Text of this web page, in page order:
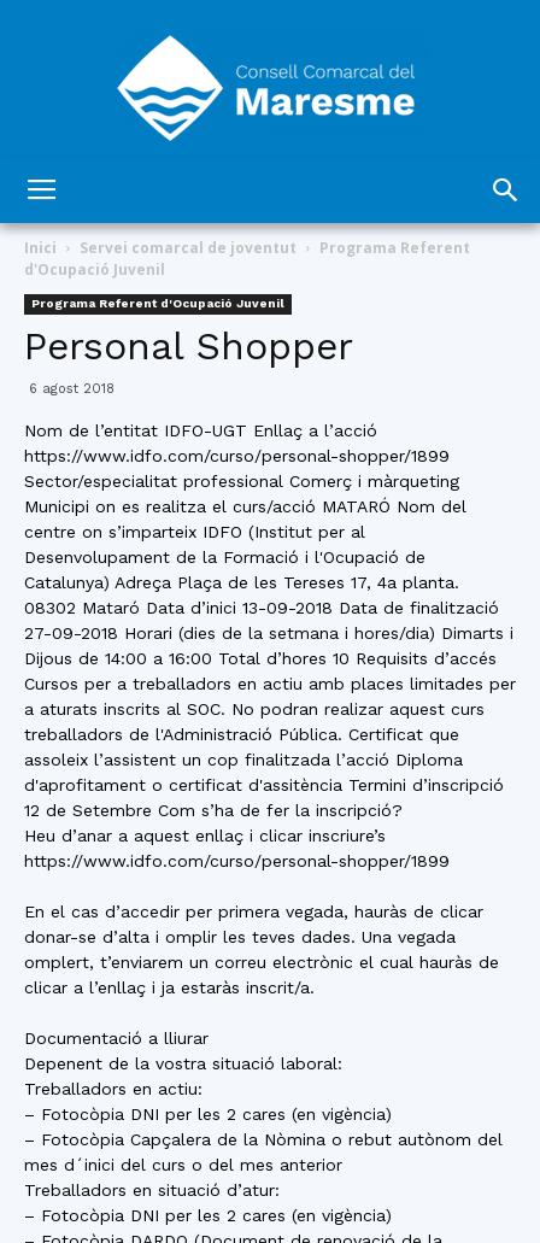
Comarcal
del
Maresme
Inici Servei comarcal de joventut
Programa Referent
d'Ocupació Juvenil
Programa Referent d'Ocupació Juvenil
Personal Shopper
6 agost 2018
Nom de l’entitat IDFO-UGT Enllaç a l’acció
https://www.idfo.com/curso/personal-shopper/1899
Sector/especialitat professional Comerç i màrqueting
Municipi on es realitza el curs/acció MATARÓ Nom del
centre on s’imparteix IDFO (Institut per al
Desenvolupament de la Formació i l'Ocupació de
Catalunya) Adreça Plaça de les Tereses 17, 4a planta.
08302 Mataró Data d’inici 13-09-2018 Data de finalització
27-09-2018 Horari (dies de la setmana i hores/dia) Dimarts i
Dijous de 14:00 a 16:00 Total d’hores 10 Requisits d’accés
Cursos per a treballadors en actiu amb places limitades per
a aturats inscrits al SOC. No podran realizar aquest curs
treballadors de l'Administració Pública. Certificat que
assoleix l’assistent un cop finalitzada l’acció Diploma
d'aprofitament o certificat d'assitència Termini d’inscripció
12 de Setembre Com s’ha de fer la inscripció?
Heu d’anar a aquest enllaç i clicar inscriure’s
https://www.idfo.com/curso/personal-shopper/1899
En el cas d’accedir per primera vegada, hauràs de clicar
donar-se d’alta i omplir les teves dades. Una vegada
omplert, t’enviarem un correu electrònic el cual hauràs de
clicar a l’enllaç i ja estaràs inscrit/a.
Documentació a lliurar
Depenent de la vostra situació laboral:
Treballadors en actiu:
– Fotocòpia DNI per les 2 cares (en vigència)
– Fotocòpia Capçalera de la Nòmina o rebut autònom del
mes d´inici del curs o del mes anterior
Treballadors en situació d’atur:
– Fotocòpia DNI per les 2 cares (en vigència)